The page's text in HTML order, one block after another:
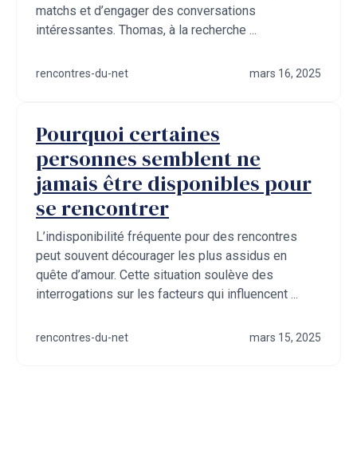
matchs et d’engager des conversations
intéressantes. Thomas, à la recherche ...
rencontres-du-net mars 16, 2025
Pourquoi certaines
personnes semblent ne
jamais être disponibles pour
se rencontrer
L’indisponibilité fréquente pour des rencontres
peut souvent décourager les plus assidus en
quête d’amour. Cette situation soulève des
interrogations sur les facteurs qui influencent ...
rencontres-du-net mars 15, 2025